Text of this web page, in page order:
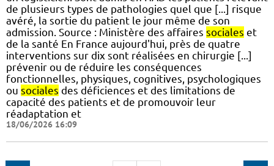
de plusieurs types de pathologies quel que [...] risque
avéré, la sortie du patient le jour même de son
admission. Source : Ministère des affaires sociales et
de la santé En France aujourd'hui, près de quatre
interventions sur dix sont réalisées en chirurgie [...]
prévenir ou de réduire les conséquences
fonctionnelles, physiques, cognitives, psychologiques
ou sociales des déficiences et des limitations de
capacité des patients et de promouvoir leur
réadaptation et
18/06/2026 16:09